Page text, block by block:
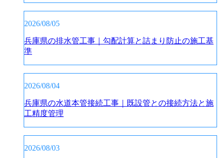
2026/08/05
兵庫県の排水管工事｜勾配計算と詰まり防止の施工基
準
2026/08/04
兵庫県の水道本管接続工事｜既設管との接続方法と施
工精度管理
2026/08/03